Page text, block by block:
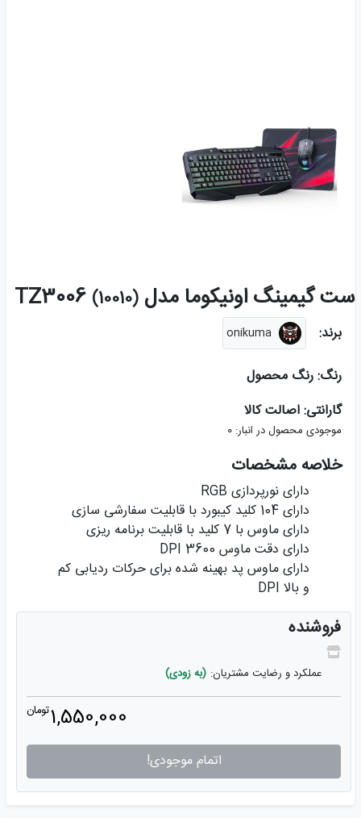
ست گیمینگ اونیکوما مدل TZ3006 (10010)
برند: onikuma
رنگ: رنگ محصول
گارانتی: اصالت کالا
موجودی محصول در انبار: 0
خلاصه مشخصات
دارای نورپردازی RGB
دارای 104 کلید کیبورد با قابلیت سفارشی سازی
دارای ماوس با 7 کلید با قابلیت برنامه ریزی
دارای دقت ماوس 3600 DPI
دارای ماوس پد بهینه شده برای حرکات ردیابی کم
و بالا DPI
فروشنده
عملکرد و رضایت مشتریان: (به زودی)
1,550,000تومان
اتمام موجودی!